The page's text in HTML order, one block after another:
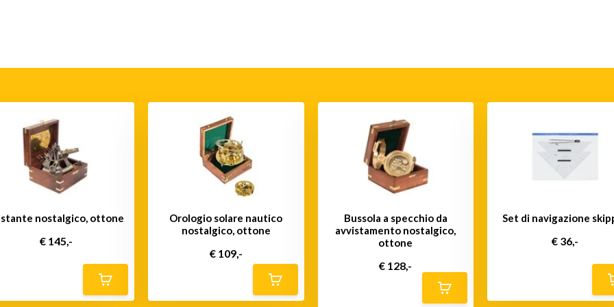
nostalgico, ottone
€ 145,-
Orologio solare nautico
nostalgico, ottone
€ 109,-
Bussola a specchio da
avvistamento nostalgico,
ottone
€ 128,-
Set di navigazione
€ 36,-